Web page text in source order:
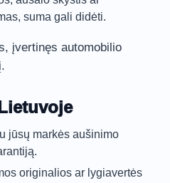
suma gali didėti.
įvertinęs automobilio
jūsų markės aušinimo
originalios ar lygiavertės